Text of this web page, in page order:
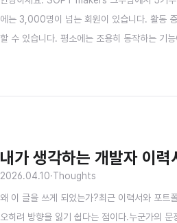
에는 3,000명이 넘는 회원이 있습니다. 활동
할 수 있습니다. 평소에는 조용히 동작하는 기
내가 생각하는 개발자 이력
2026.04.10·Thoughts
왜 이 글을 쓰게 되었는가?최근 이력서와 포트
오히려 방향을 잃기 쉽다는 점이다.누군가의